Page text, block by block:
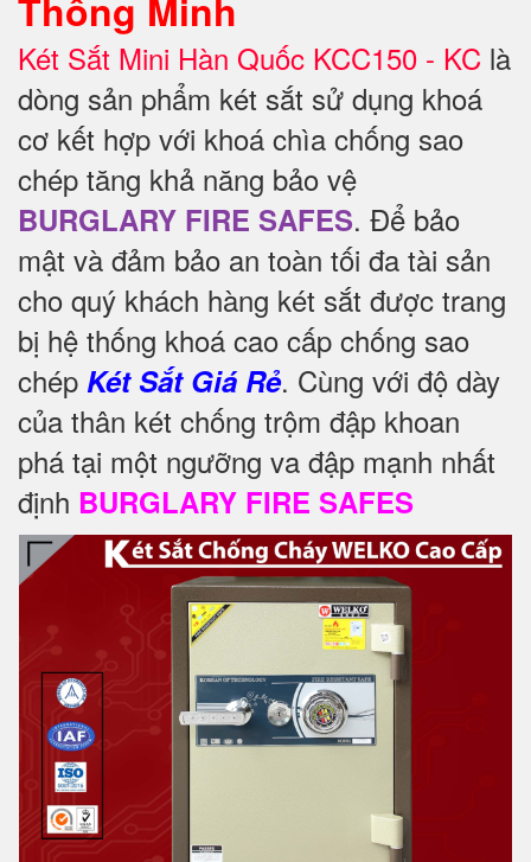
Két Sắt Mini Hàn Quốc KCC150 - KC là
dòng sản phẩm két sắt sử dụng khoá
cơ kết hợp với khoá chìa chống sao
chép tăng khả năng bảo vệ
BURGLARY FIRE SAFES. Để bảo
mật và đảm bảo an toàn tối đa tài sản
cho quý khách hàng két sắt được trang
bị hệ thống khoá cao cấp chống sao
chép Két Sắt Giá Rẻ. Cùng với độ dày
của thân két chống trộm đập khoan
phá tại một ngưỡng va đập mạnh nhất
định BURGLARY FIRE SAFES